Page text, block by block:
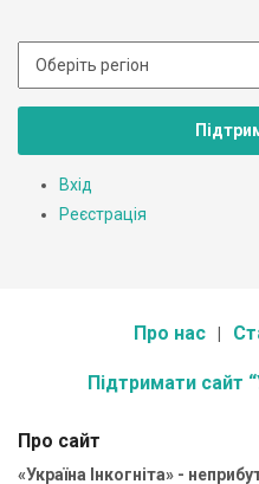
Вхід
Реєстрація
Про нас
Підтримати сайт
Про сайт
«Україна Інкогніта» -